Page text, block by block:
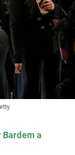
a